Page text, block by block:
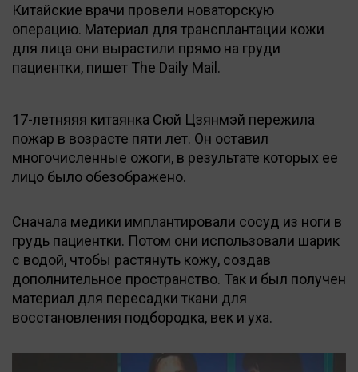
Китайские врачи провели новаторскую
операцию. Материал для трансплантации кожи
для лица они вырастили прямо на груди
пациентки, пишет The Daily Mail.
17-летняяя китаянка Сюй Цзянмэй пережила
пожар в возрасте пяти лет. Он оставил
многочисленные ожоги, в результате которых ее
лицо было обезображено.
Сначала медики имплантировали сосуд из ноги в
грудь пациентки. Потом они использовали шарик
с водой, чтобы растянуть кожу, создав
дополнительное пространство. Так и был получен
материал для пересадки ткани для
восстановления подбородка, век и уха.